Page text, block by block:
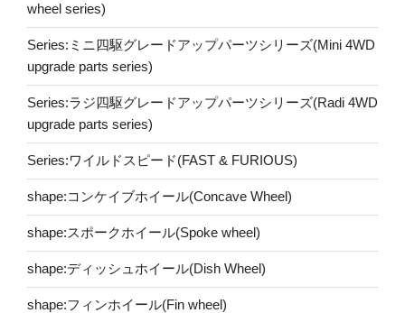
wheel series)
Series:ミニ四駆グレードアップパーツシリーズ(Mini 4WD
upgrade parts series)
Series:ラジ四駆グレードアップパーツシリーズ(Radi 4WD
upgrade parts series)
Series:ワイルドスピード(FAST & FURIOUS)
shape:コンケイブホイール(Concave Wheel)
shape:スポークホイール(Spoke wheel)
shape:ディッシュホイール(Dish Wheel)
shape:フィンホイール(Fin wheel)